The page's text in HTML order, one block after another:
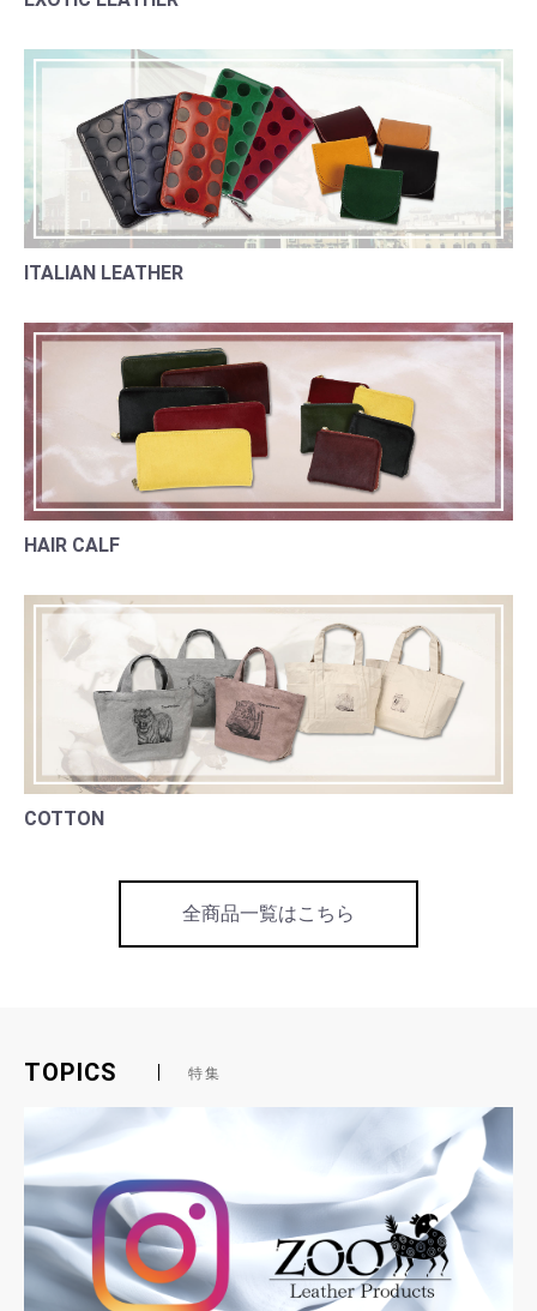
ITALIAN LEATHER
HAIR CALF
COTTON
全商品一覧はこちら
TOPICS 特集